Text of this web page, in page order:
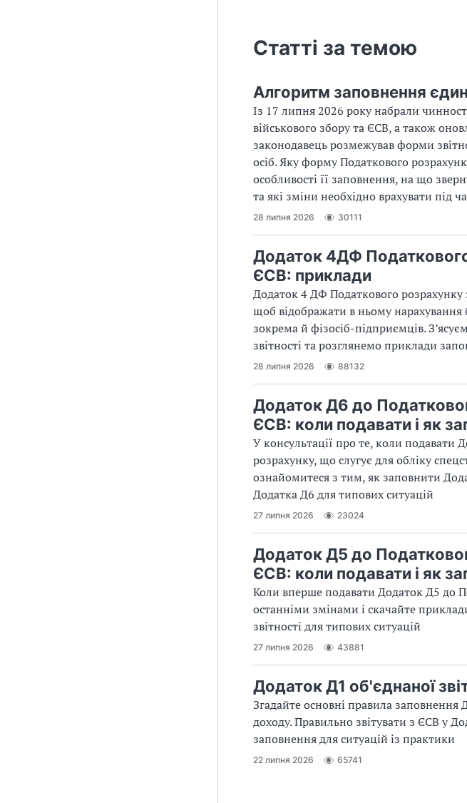
Статті за темою
Алгоритм заповнення
Із 17 липня 2026 року набрали
військового збору та ЄСВ, а також
законодавець розмежував форми
осіб. Яку форму Податкового
особливості її заповнення, на що
та які зміни необхідно врахувати під
28 липня 2026 30111
Додаток 4ДФ
ЄСВ: приклади
Додаток 4 ДФ Податкового
щоб відображати в ньому нарахування
зокрема й фізосіб-підприємців.
звітності та розглянемо приклади
28 липня 2026 88132
Додаток Д6 до
ЄСВ: коли подавати і як
У консультації про те, коли
розрахунку, що слугує для обліку
ознайомитеся з тим, як заповнити
Додатка Д6 для типових ситуацій
27 липня 2026 23024
Додаток Д5 до
ЄСВ: коли подавати і як
Коли вперше подавати Додаток Д5 до
останніми змінами і скачайте
звітності для типових ситуацій
27 липня 2026 43881
Додаток Д1 об'єднаної
Згадайте основні правила
доходу. Правильно звітувати з ЄСВ у
заповнення для ситуацій із практики
22 липня 2026 65741